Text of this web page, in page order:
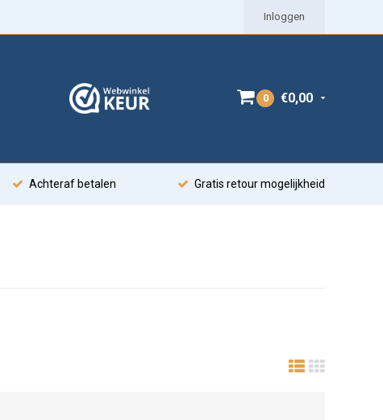
Inloggen
0 €0,00
Achteraf betalen Gratis retour mogelijkheid